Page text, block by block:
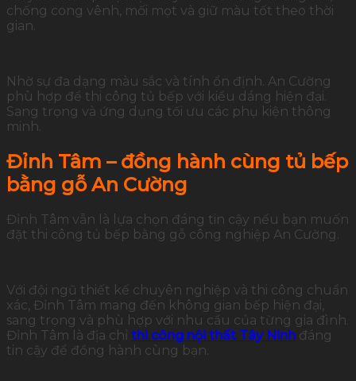
chống cong vênh, mối mọt và giữ màu tốt theo thời
gian.
Nhờ sự đa dạng màu sắc và tính ổn định. An Cường
phù hợp để thi công tủ bếp với kiểu dáng hiện đại.
Sang trọng và ứng dụng tối ưu các phụ kiện thông
minh.
Đỉnh Tâm – đồng hành cùng tủ bếp
bằng gỗ An Cường
Đỉnh Tâm vẫn là lựa chọn đáng tin cậy nếu bạn muốn
đặt thi công tủ bếp bằng gỗ công nghiệp An Cường.
Với đội ngũ thiết kế chuyên nghiệp và thi công chuẩn
xác, Đỉnh Tâm mang đến không gian bếp hiện đại,
sang trọng và phù hợp với nhu cầu của từng gia đình.
Đỉnh Tâm là địa chỉ thi công nội thất Tây Ninh đáng
tin cậy để đồng hành cùng bạn.